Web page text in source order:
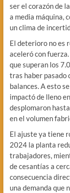
ser el corazón de
a media máquina,
un clima de
El deterioro no es
aceleró con
que superan los
tras haber pasado
balances. A esto
impactó de lleno
desplomaron
en el volumen
El ajuste ya tiene
2024 la planta
trabajadores,
de cesantías a
consecuencia
una demanda que